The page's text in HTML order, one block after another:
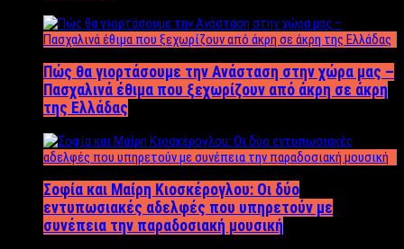
Πώς θα γιορτάσουμε την Ανάσταση στην χώρα μας –
Πασχαλινά έθιμα που ξεχωρίζουν από άκρη σε άκρη
της Ελλάδας
Σοφία και Μαίρη Κιοσκέρογλου: Οι δύο
εντυπωσιακές αδελφές που υπηρετούν με
συνέπεια την παραδοσιακή μουσική